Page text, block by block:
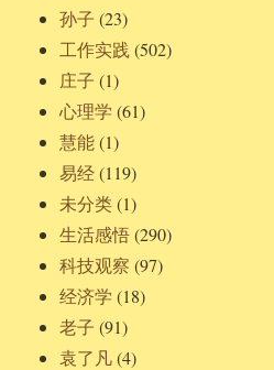
孙子 (23)
工作实践 (502)
庄子 (1)
心理学 (61)
慧能(1)
易经(119)
未分类(1)
生活感悟(290)
科技观察 (97)
经济学 (18)
老子 (91)
袁了凡(4)